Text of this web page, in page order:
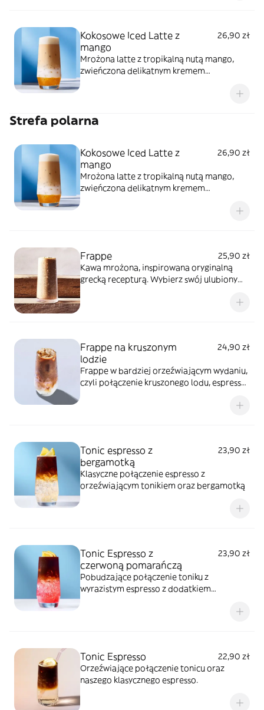
Kokosowe Iced Latte z
mango
26,90 zł
Mrożona latte z tropikalną nutą mango,
zwieńczona delikatnym kremem
Strefa polarna
Kokosowe Iced Latte z
mango
26,90 zł
Mrożona latte z tropikalną nutą mango,
zwieńczona delikatnym kremem
Frappe
25,90 zł
Kawa mrożona, inspirowana oryginalną
grecką recepturą. Wybierz swój ulubiony
Frappe na kruszonym
lodzie
24,90 zł
Frappe w bardziej orzeźwiającym wydaniu,
czyli połączenie kruszonego lodu, espresso
Tonic espresso z
bergamotką
23,90 zł
Klasyczne połączenie espresso z
orzeźwiającym tonikiem oraz bergamotką
Tonic Espresso z
czerwoną pomarańczą
23,90 zł
Pobudzające połączenie toniku z
wyrazistym espresso z dodatkiem
Tonic Espresso
22,90 zł
Orzeźwiające połączenie tonicu oraz
naszego klasycznego espresso.